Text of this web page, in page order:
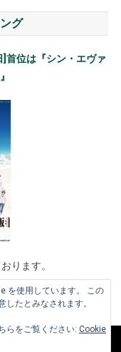
グ
首位は『シン・エヴァ
ります。
を使用しています。 この
たとみなされます。
らをご覧ください: Cookie